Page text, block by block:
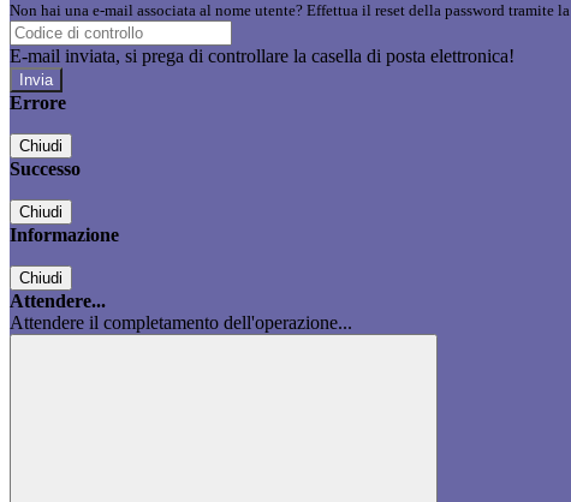
Non hai una e-mail associata al nome utente? Effettua il reset della password tramite la
E-mail inviata, si prega di controllare la casella di posta elettronica!
Errore
Chiudi
Successo
Chiudi
Informazione
Chiudi
Attendere...
Attendere il completamento dell'operazione...